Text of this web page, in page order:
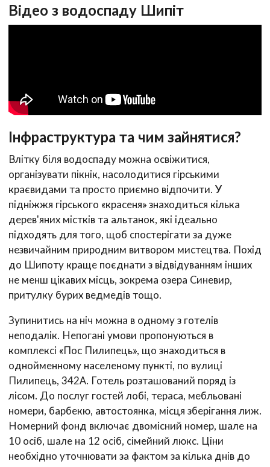
Відео з водоспаду Шипіт
Інфраструктура та чим зайнятися?
Влітку біля водоспаду можна освіжитися,
організувати пікнік, насолодитися гірськими
краєвидами та просто приємно відпочити. У
підніжжя гірського «красеня» знаходиться кілька
дерев'яних містків та альтанок, які ідеально
підходять для того, щоб спостерігати за дуже
незвичайним природним витвором мистецтва. Похід
до Шипоту краще поєднати з відвідуванням інших
не менш цікавих місць, зокрема озера Синевир,
притулку бурих ведмедів тощо.
Зупинитись на ніч можна в одному з готелів
неподалік. Непогані умови пропонуються в
комплексі «Пос Пилипець», що знаходиться в
однойменному населеному пункті, по вулиці
Пилипець, 342А. Готель розташований поряд із
лісом. До послуг гостей лобі, тераса, мебльовані
номери, барбекю, автостоянка, місця зберігання лиж.
Номерний фонд включає двомісний номер, шале на
10 осіб, шале на 12 осіб, сімейний люкс. Ціни
необхідно уточнювати за фактом за кілька днів до